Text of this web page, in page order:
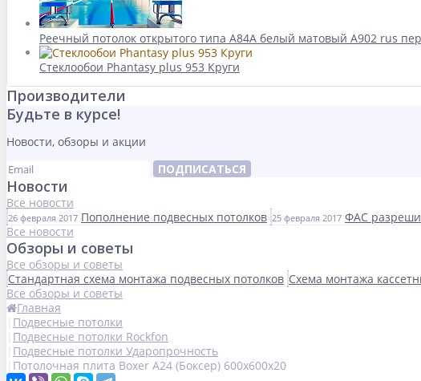
Реечный потолок открытого типа A84A белый матовый A902 rus
Стеклообои Phantasy plus 953 Круги
Производители
Будьте в курсе!
Новости, обзоры и акции
ПОДПИСАТЬСЯ
Новости
Все новости
26 февраля 2017 Пополнение подвесных потолков 25 февраля 2017 ФАС
Все новости
Обзоры и советы
Все обзоры и советы
Стандартная схема монтажа подвесных потолков Схема монтажа
Все обзоры и советы
Главная
Подвесные потолки
Подвесные потолки Rockfon
Подвесные потолки Ударопрочность
Потолочная плита Boxer A24 (Боксер) 600x600x20